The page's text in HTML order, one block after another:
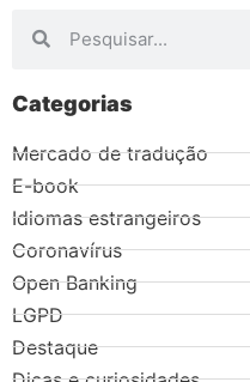
Categorias
Mercado de tradução
E-book
Idiomas estrangeiros
Coronavírus
Open Banking
LGPD
Destaque